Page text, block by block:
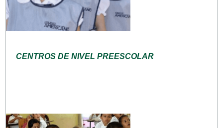
CENTROS DE NIVEL PREESCOLAR